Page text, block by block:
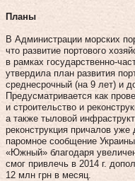
Планы
В Администрации морских
что развитие портового
в рамках государственно-
утвердила план развития
среднесрочный (на 9 лет) и
Предусматривается как
и строительство и
а также тыловой
реконструкция причалов
паромное сообщение
«Южный» благодаря
смог привлечь в 2014 г.
12 млн грн в месяц.